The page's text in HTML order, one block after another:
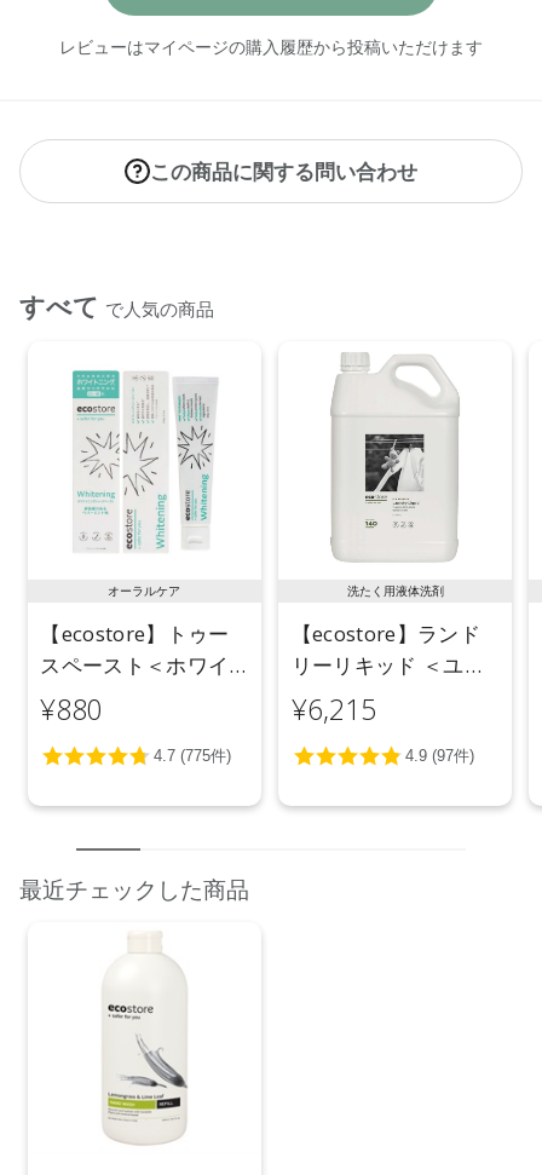
レビューはマイページの購入履歴から投稿いただけます
この商品に関する問い合わせ
すべて で人気の商品
オーラルケア
【ecostore】トゥー
スペースト＜ホワイ
トニング＞ 100g
¥880
洗たく用液体洗剤
【ecostore】ランド
リーリキッド ＜ユー
カリ＞ 5L
¥6,215
最近チェックした商品